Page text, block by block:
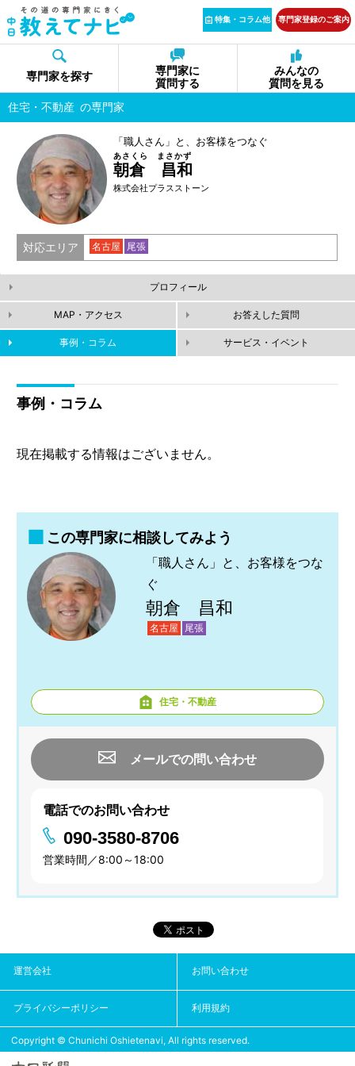
特集・コラム他 専門家登録のご案内
専門家を探す
専門家に
質問する
みんなの
質問を見る
住宅・不動産 の専門家
「職人さん」と、お客様をつなぐ
朝倉 昌和
あさくら まさかず
株式会社プラスストーン
対応エリア 名古屋 尾張
プロフィール
MAP・アクセス お答えした質問
事例・コラム サービス・イベント
事例・コラム
現在掲載する情報はございません。
この専門家に相談してみよう
「職人さん」と、お客様をつな
ぐ
朝倉 昌和
名古屋 尾張
住宅・不動産
メールでの問い合わせ
電話でのお問い合わせ
090-3580-8706
営業時間／8:00～18:00
運営会社 お問い合わせ
プライバシーポリシー 利用規約
Copyright © Chunichi Oshietenavi, All rights reserved.